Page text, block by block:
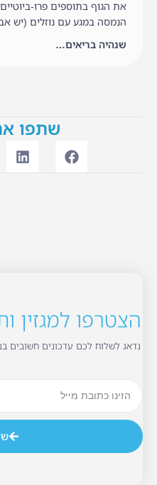
את הגוף בתוספים פרו-
הנמסה במגע עם נוזלים (יש
שנהיה בריאים…
שתפו
הצטרפו למגזין
נדאג לשלוח לכם עדכונים חשובים